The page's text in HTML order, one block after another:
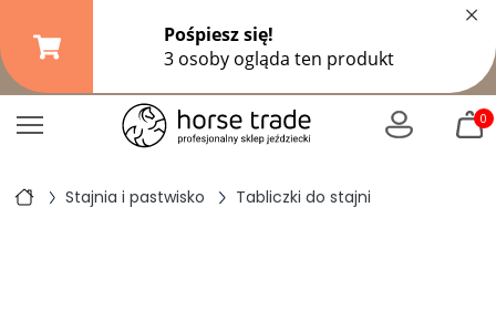
Darmowa dostawa od149,99 zł
299 złpozostałe formy wysyłki
×
0
Stajnia i pastwisko Tabliczki do stajni